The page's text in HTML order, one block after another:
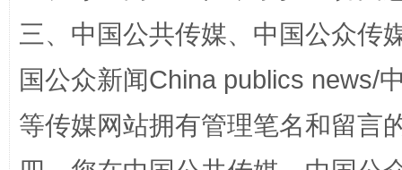
国家大学科技园优化重塑工作
三、中国公共传媒、中国公众传
国公众新闻China publics news/
等传媒网站拥有管理笔名和留言